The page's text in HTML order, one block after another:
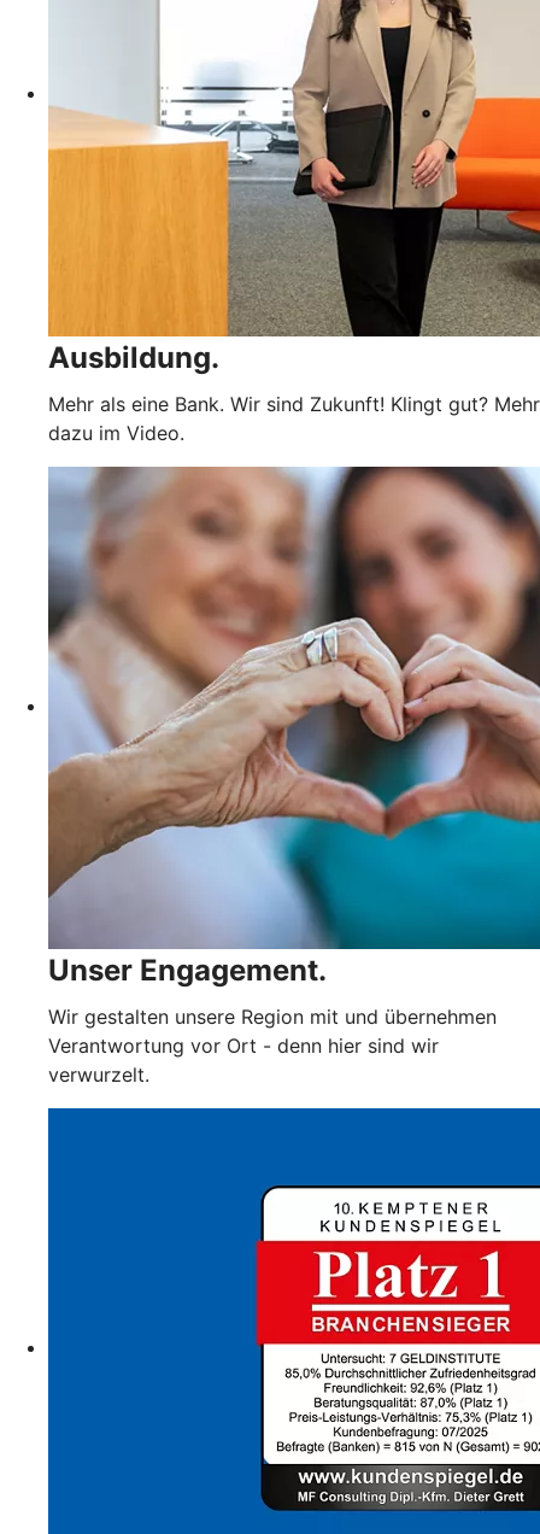
Ausbildung.
Mehr als eine Bank. Wir sind Zukunft! Klingt gut? Mehr
dazu im Video.
Unser Engagement.
Wir gestalten unsere Region mit und übernehmen
Verantwortung vor Ort - denn hier sind wir
verwurzelt.